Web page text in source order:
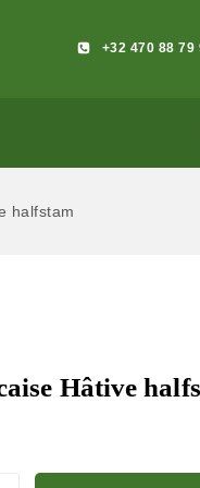
+32 470 88 79
halfstam
Hâtive